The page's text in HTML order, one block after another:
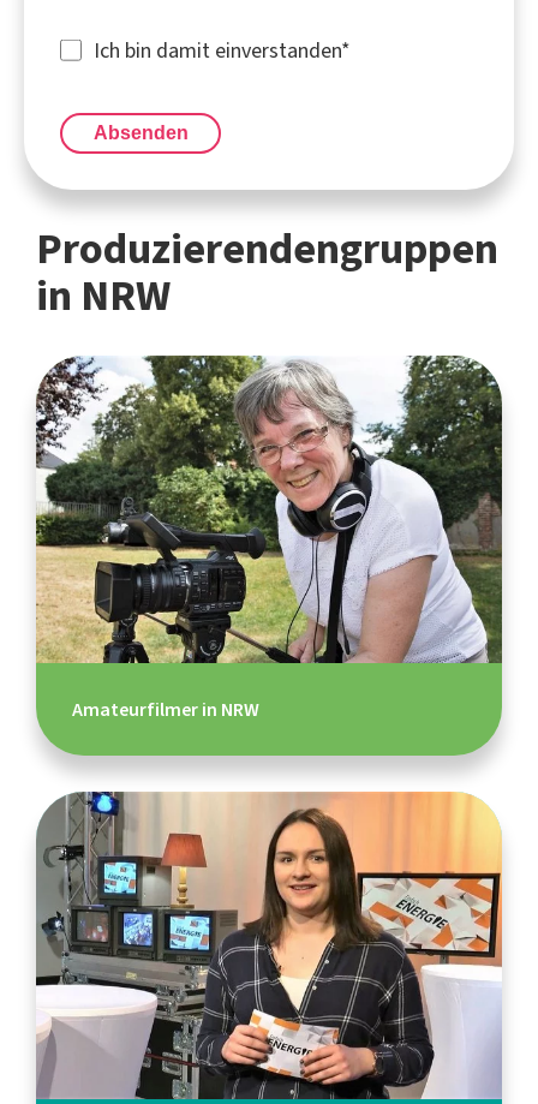
Ich bin damit einverstanden*
Absenden
Produzierendengruppen
in NRW
Amateurfilmer in NRW